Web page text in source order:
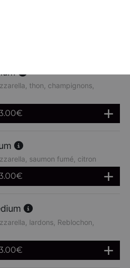
thon, champignons,
€
saumon fumé, citron
€
lardons, Reblochon,
€